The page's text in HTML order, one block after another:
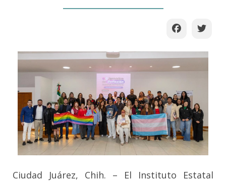
Ciudad Juárez, Chih. – El Instituto Estatal